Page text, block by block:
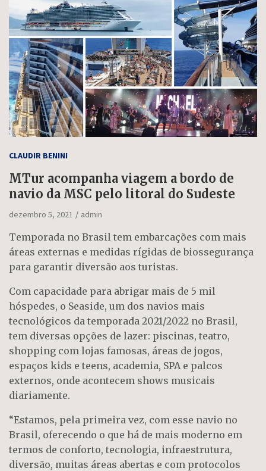
CLAUDIR BENINI
MTur acompanha viagem a bordo de
navio da MSC pelo litoral do Sudeste
dezembro 5, 2021 admin
Temporada no Brasil tem embarcações com mais
áreas externas e medidas rígidas de biossegurança
para garantir diversão aos turistas.
Com capacidade para abrigar mais de 5 mil
hóspedes, o Seaside, um dos navios mais
tecnológicos da temporada 2021/2022 no Brasil,
tem diversas opções de lazer: piscinas, teatro,
shopping com lojas famosas, áreas de jogos,
espaços kids e teens, academia, SPA e palcos
externos, onde acontecem shows musicais
diariamente.
“Estamos, pela primeira vez, com esse navio no
Brasil, oferecendo o que há de mais moderno em
termos de conforto, tecnologia, infraestrutura,
diversão, muitas áreas abertas e com protocolos